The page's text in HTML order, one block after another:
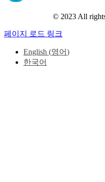
© 2023 All
페이지 로드 링크
English (영어)
한국어